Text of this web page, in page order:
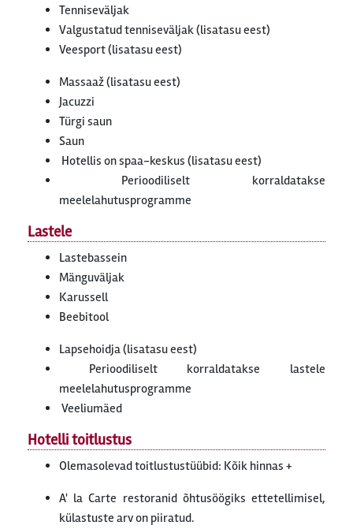
Tenniseväljak
Valgustatud tenniseväljak (lisatasu eest)
Veesport (lisatasu eest)
Massaaž (lisatasu eest)
Jacuzzi
Türgi saun
Saun
Hotellis on spaa-keskus (lisatasu eest)
Perioodiliselt korraldatakse
meelelahutusprogramme
Lastele
Lastebassein
Mänguväljak
Karussell
Beebitool
Lapsehoidja (lisatasu eest)
Perioodiliselt korraldatakse lastele
meelelahutusprogramme
Veeliumäed
Hotelli toitlustus
Olemasolevad toitlustustüübid: Kõik hinnas +
A' la Carte restoranid õhtusöögiks ettetellimisel,
külastuste arv on piiratud.